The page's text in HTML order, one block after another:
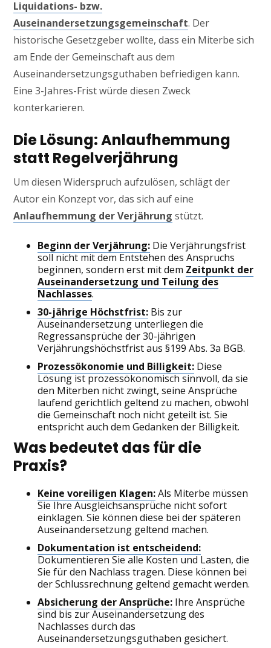
Liquidations- bzw.
Auseinandersetzungsgemeinschaft. Der
historische Gesetzgeber wollte, dass ein Miterbe sich
am Ende der Gemeinschaft aus dem
Auseinandersetzungsguthaben befriedigen kann.
Eine 3-Jahres-Frist würde diesen Zweck
konterkarieren.
Die Lösung: Anlaufhemmung
statt Regelverjährung
Um diesen Widerspruch aufzulösen, schlägt der
Autor ein Konzept vor, das sich auf eine
Anlaufhemmung der Verjährung stützt.
Beginn der Verjährung: Die Verjährungsfrist
soll nicht mit dem Entstehen des Anspruchs
beginnen, sondern erst mit dem Zeitpunkt der
Auseinandersetzung und Teilung des
Nachlasses.
30-jährige Höchstfrist: Bis zur
Auseinandersetzung unterliegen die
Regressansprüche der 30-jährigen
Verjährungshöchstfrist aus §199 Abs. 3a BGB.
Prozessökonomie und Billigkeit: Diese
Lösung ist prozessökonomisch sinnvoll, da sie
den Miterben nicht zwingt, seine Ansprüche
laufend gerichtlich geltend zu machen, obwohl
die Gemeinschaft noch nicht geteilt ist. Sie
entspricht auch dem Gedanken der Billigkeit.
Was bedeutet das für die
Praxis?
Keine voreiligen Klagen:Als Miterbe müssen
Sie Ihre Ausgleichsansprüche nicht sofort
einklagen. Sie können diese bei der späteren
Auseinandersetzung geltend machen.
Dokumentation ist entscheidend:
Dokumentieren Sie alle Kosten und Lasten, die
Sie für den Nachlass tragen. Diese können bei
der Schlussrechnung geltend gemacht werden.
Absicherung der Ansprüche: Ihre Ansprüche
sind bis zur Auseinandersetzung des
Nachlasses durch das
Auseinandersetzungsguthaben gesichert.